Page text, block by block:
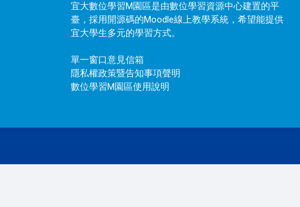
宜大數位學習M園區是由數位學習資源中心建置的平
臺，採用開源碼的Moodle線上教學系統，希望能提供
宜大學生多元的學習方式。
單一窗口意見信箱
隱私權政策暨告知事項聲明
數位學習M園區使用說明